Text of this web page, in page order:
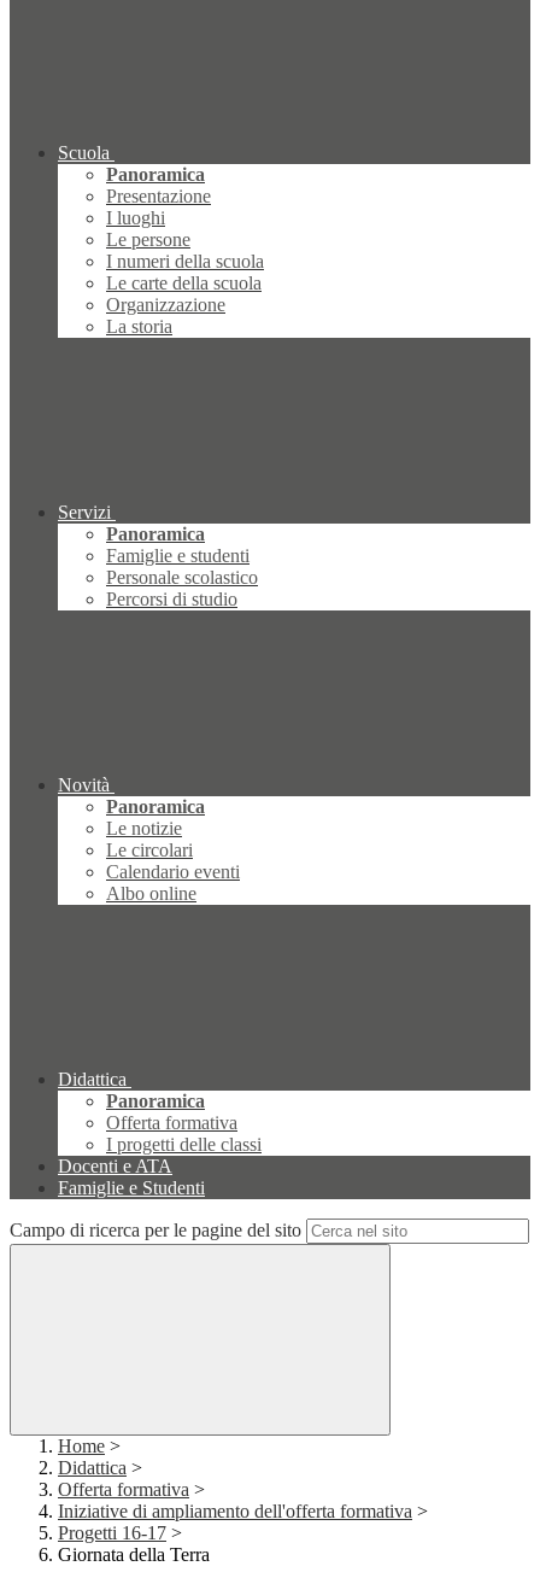
Scuola
Panoramica
Presentazione
I luoghi
Le persone
I numeri della scuola
Le carte della scuola
Organizzazione
La storia
Servizi
Panoramica
Famiglie e studenti
Personale scolastico
Percorsi di studio
Novità
Panoramica
Le notizie
Le circolari
Calendario eventi
Albo online
Didattica
Panoramica
Offerta formativa
I progetti delle classi
Docenti e ATA
Famiglie e Studenti
Campo di ricerca per le pagine del sito
Home >
Didattica >
Offerta formativa >
Iniziative di ampliamento dell'offerta formativa >
Progetti 16-17 >
Giornata della Terra